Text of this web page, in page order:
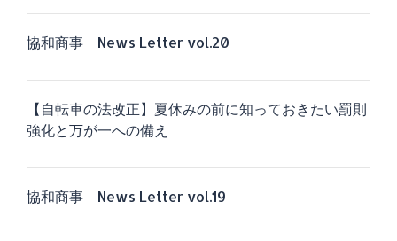
協和商事 News Letter vol.20
【自転車の法改正】夏休みの前に知っておきたい罰則
強化と万が一への備え
協和商事 News Letter vol.19